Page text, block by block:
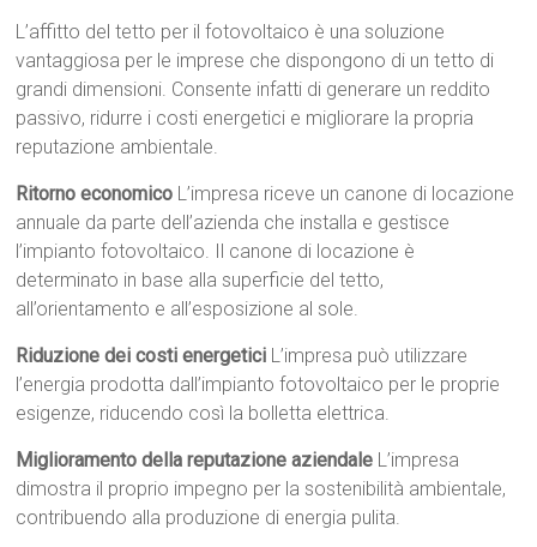
L’affitto del tetto per il fotovoltaico è una soluzione
vantaggiosa per le imprese che dispongono di un tetto di
grandi dimensioni. Consente infatti di generare un reddito
passivo, ridurre i costi energetici e migliorare la propria
reputazione ambientale.
Ritorno economico L’impresa riceve un canone di locazione
annuale da parte dell’azienda che installa e gestisce
l’impianto fotovoltaico. Il canone di locazione è
determinato in base alla superficie del tetto,
all’orientamento e all’esposizione al sole.
Riduzione dei costi energetici L’impresa può utilizzare
l’energia prodotta dall’impianto fotovoltaico per le proprie
esigenze, riducendo così la bolletta elettrica.
Miglioramento della reputazione aziendale L’impresa
dimostra il proprio impegno per la sostenibilità ambientale,
contribuendo alla produzione di energia pulita.